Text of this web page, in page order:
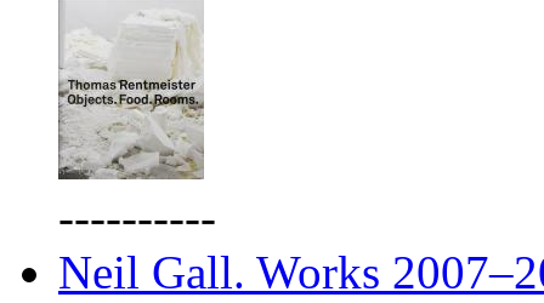
----------
Neil Gall. Works